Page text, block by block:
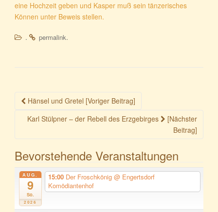
eine Hochzeit geben und Kasper muß sein tänzerisches
Können unter Beweis stellen.
. permalink.
Beitragsnavigation
Hänsel und Gretel [Voriger Beitrag]
Karl Stülpner – der Rebell des Erzgebirges
[Nächster
Beitrag]
Bevorstehende Veranstaltungen
AUG.
9
So.
2026
15:00 Der Froschkönig @ Engertsdorf
Komödiantenhof